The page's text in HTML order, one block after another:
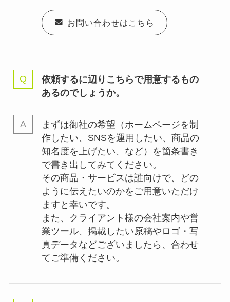
お問い合わせはこちら
依頼するに辺りこちらで用意するもの
あるのでしょうか。
まずは御社の希望（ホームページを制
作したい、SNSを運用したい、商品の
知名度を上げたい、など）を箇条書き
で書き出してみてください。
その商品・サービスは誰向けで、どの
ように伝えたいのかをご用意いただけ
ますと幸いです。
また、クライアント様の会社案内や営
業ツール、掲載したい原稿やロゴ・写
真データなどございましたら、合わせ
てご準備ください。